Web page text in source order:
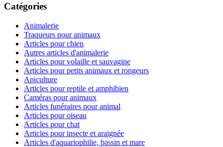
Catégories
Animalerie
Traqueurs pour animaux
Articles pour chien
Autres articles d'animalerie
Articles pour volaille et sauvagine
Articles pour petits animaux et rongeurs
Apiculture
Articles pour reptile et amphibien
Caméras pour animaux
Articles funéraires pour animal
Articles pour oiseau
Articles pour chat
Articles pour insecte et araignée
Articles d'aquariophilie, bassin et mare